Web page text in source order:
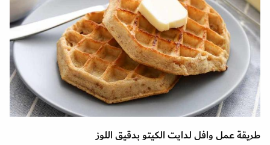
طريقة عمل وافل لدايت الكيتو بدقيق اللوز